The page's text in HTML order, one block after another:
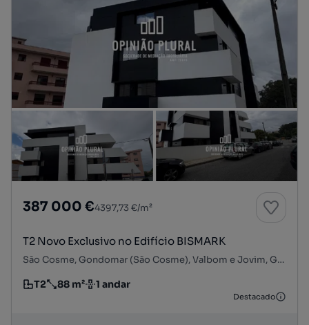
387 000 €4397,73 €/m²
T2 Novo Exclusivo no Edifício BISMARK
São Cosme, Gondomar (São Cosme), Valbom e Jovim, Gondomar, Porto
Tipologia
T2
Preço por metro quadrado
88 m²
Andar 1 andar
Destacado